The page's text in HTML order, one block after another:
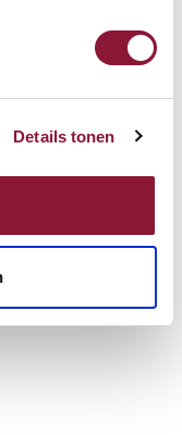
Details tonen
Sie Ihren Arbeitsplatz
Angebot an.